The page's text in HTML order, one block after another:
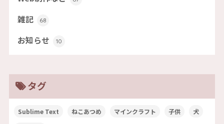
雑記 68
お知らせ 10
タグ
Sublime Text ねこあつめ マインクラフト 子供 犬